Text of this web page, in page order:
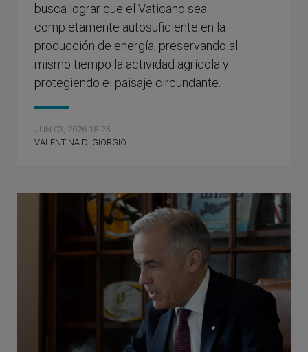
busca lograr que el Vaticano sea
completamente autosuficiente en la
producción de energía, preservando al
mismo tiempo la actividad agrícola y
protegiendo el paisaje circundante.
JUN 03, 2026 18:25
VALENTINA DI GIORGIO